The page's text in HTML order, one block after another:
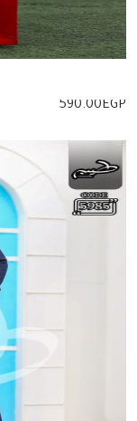
590.00EGP